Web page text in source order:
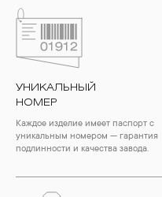
УНИКАЛЬНЫЙ
НОМЕР
Каждое изделие имеет паспорт с
уникальным номером — гарантия
подлинности и качества завода.